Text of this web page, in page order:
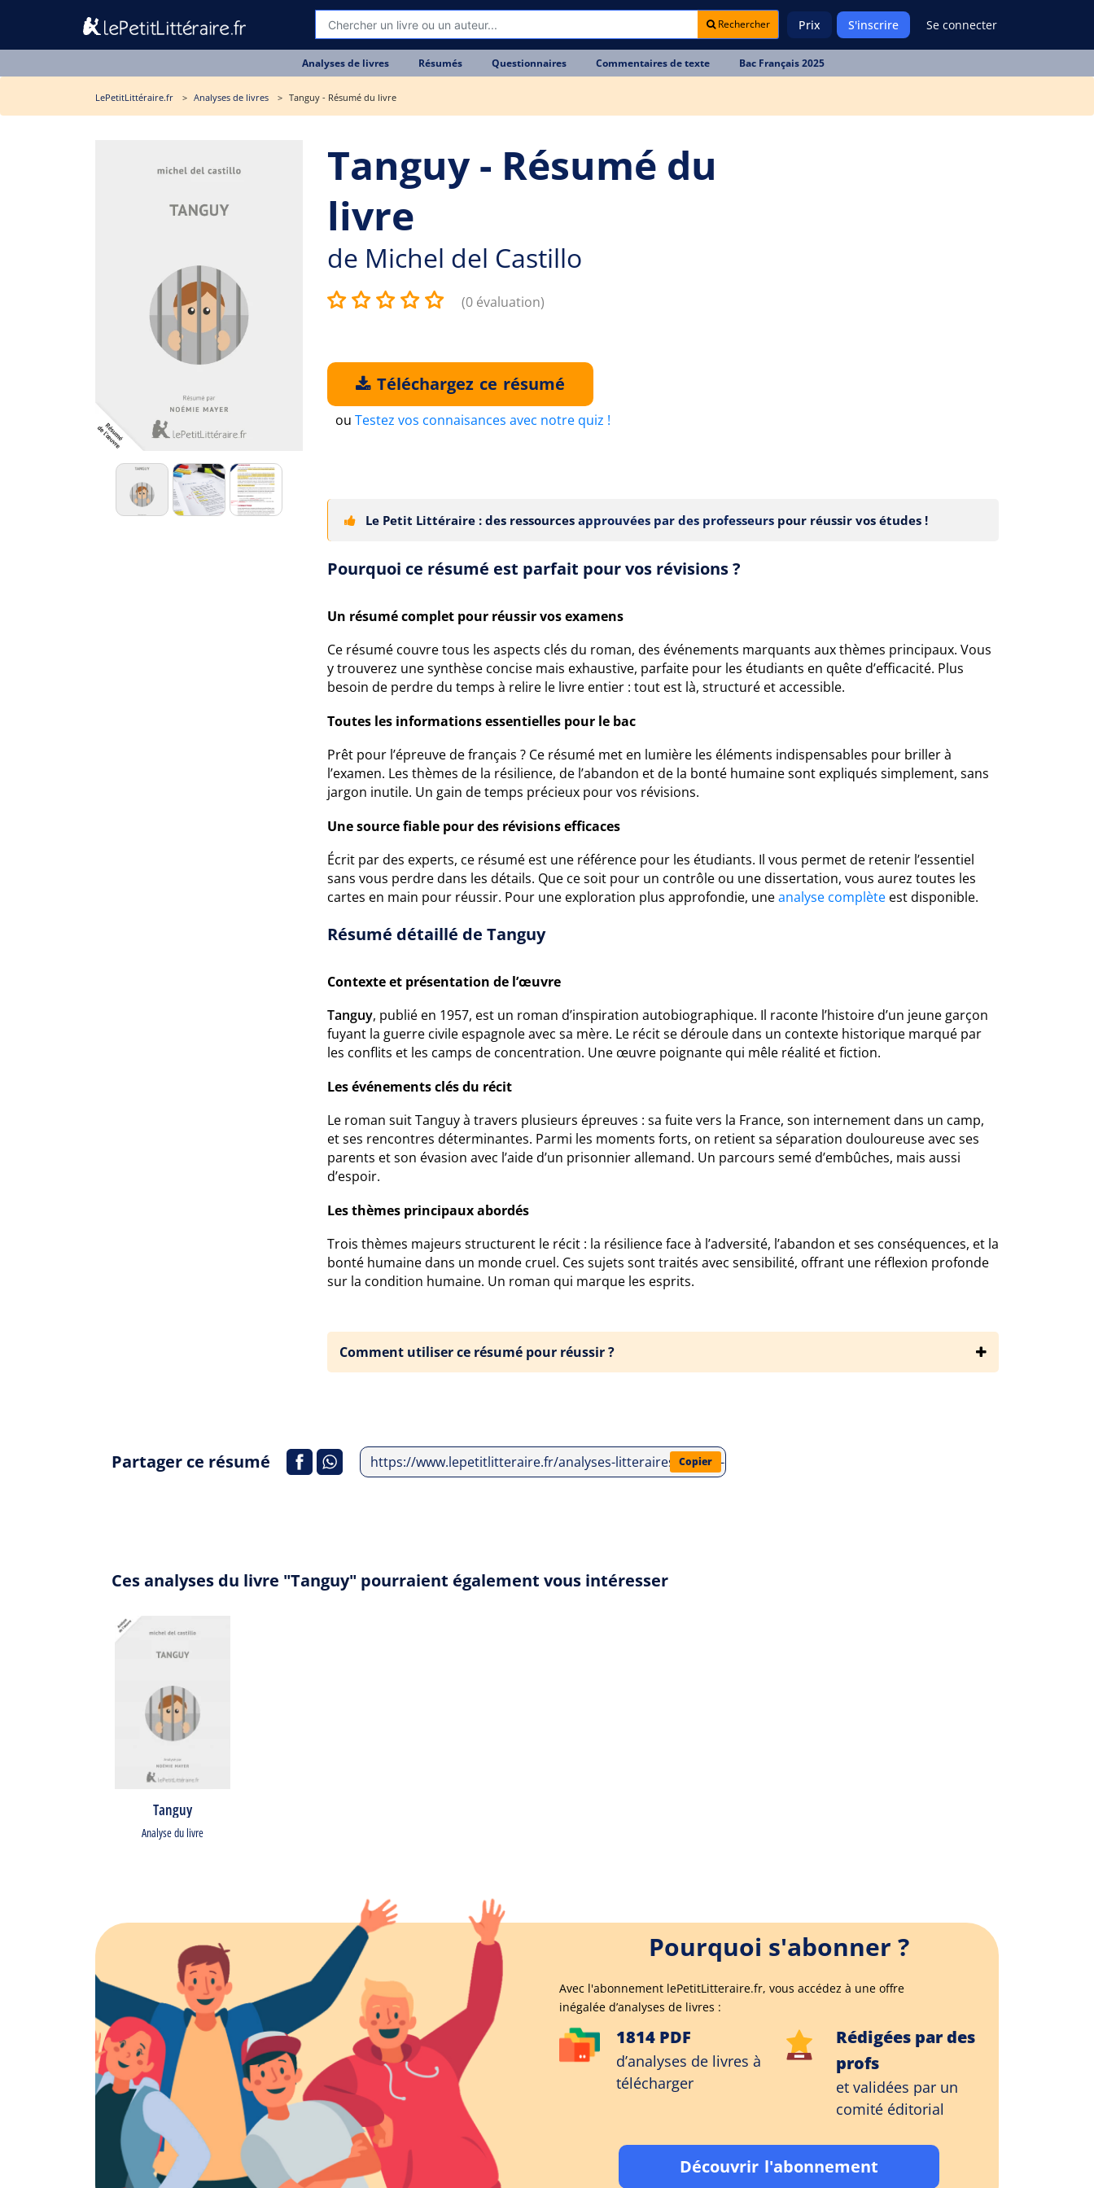
Rechercher Prix S'inscrire Se connecter
Analyses de livres Résumés Questionnaires Commentaires de texte Bac Français 2025
LePetitLittéraire.fr Analyses de livres Tanguy - Résumé du livre
Tanguy - Résumé du
livre
de Michel del Castillo
(0 évaluation)
Téléchargez ce résumé
ou Testez vos connaisances avec notre quiz !
Le Petit Littéraire : des ressources approuvées par des professeurs pour réussir vos études !
Pourquoi ce résumé est parfait pour vos révisions ?
Un résumé complet pour réussir vos examens
Ce résumé couvre tous les aspects clés du roman, des événements marquants aux thèmes principaux. Vous
y trouverez une synthèse concise mais exhaustive, parfaite pour les étudiants en quête d’efficacité. Plus
besoin de perdre du temps à relire le livre entier : tout est là, structuré et accessible.
Toutes les informations essentielles pour le bac
Prêt pour l’épreuve de français ? Ce résumé met en lumière les éléments indispensables pour briller à
l’examen. Les thèmes de la résilience, de l’abandon et de la bonté humaine sont expliqués simplement, sans
jargon inutile. Un gain de temps précieux pour vos révisions.
Une source fiable pour des révisions efficaces
Écrit par des experts, ce résumé est une référence pour les étudiants. Il vous permet de retenir l’essentiel
sans vous perdre dans les détails. Que ce soit pour un contrôle ou une dissertation, vous aurez toutes les
cartes en main pour réussir. Pour une exploration plus approfondie, uneanalyse complète est disponible.
Résumé détaillé de Tanguy
Contexte et présentation de l’œuvre
Tanguy, publié en 1957, est un roman d’inspiration autobiographique. Il raconte l’histoire d’un jeune garçon
fuyant la guerre civile espagnole avec sa mère. Le récit se déroule dans un contexte historique marqué par
les conflits et les camps de concentration. Une œuvre poignante qui mêle réalité et fiction.
Les événements clés du récit
Le roman suit Tanguy à travers plusieurs épreuves : sa fuite vers la France, son internement dans un camp,
et ses rencontres déterminantes. Parmi les moments forts, on retient sa séparation douloureuse avec ses
parents et son évasion avec l’aide d’un prisonnier allemand. Un parcours semé d’embûches, mais aussi
d’espoir.
Les thèmes principaux abordés
Trois thèmes majeurs structurent le récit : la résilience face à l’adversité, l’abandon et ses conséquences, et la
bonté humaine dans un monde cruel. Ces sujets sont traités avec sensibilité, offrant une réflexion profonde
sur la condition humaine. Un roman qui marque les esprits.
Comment utiliser ce résumé pour réussir ?
Partager ce résumé https://www.lepetitlitteraire.fr/analyses-litteraires/michel-del-castillo/tanguy/resume
Copier
Ces analyses du livre "Tanguy" pourraient également vous intéresser
Tanguy
Analyse du livre
Pourquoi s'abonner ?
Avec l'abonnement lePetitLitteraire.fr, vous accédez à une offre
inégalée d’analyses de livres :
1814 PDF
d’analyses de livres à
télécharger
Rédigées par des
profs
et validées par un
comité éditorial
Découvrir l'abonnement